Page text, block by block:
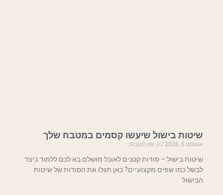
שיטות בישול שיעשו קסמים במטבח שלך
אוגוסט 6, 2026
אין תגובות
שיטות בישול – סודות קטנים לאוכל מושלם בא לכם ללמוד כיצד
לבשל כמו שפים מקצועיים? כאן תגלו את הסודות של שיטות
הבישול